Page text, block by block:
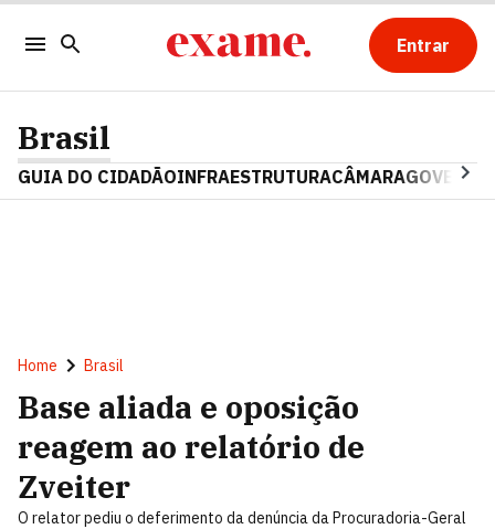
Entrar
Brasil
GUIA DO CIDADÃOINFRAESTRUTURACÂMARAGOVERNO
Home Brasil
Base aliada e oposição
reagem ao relatório de
Zveiter
O relator pediu o deferimento da denúncia da Procuradoria-Geral